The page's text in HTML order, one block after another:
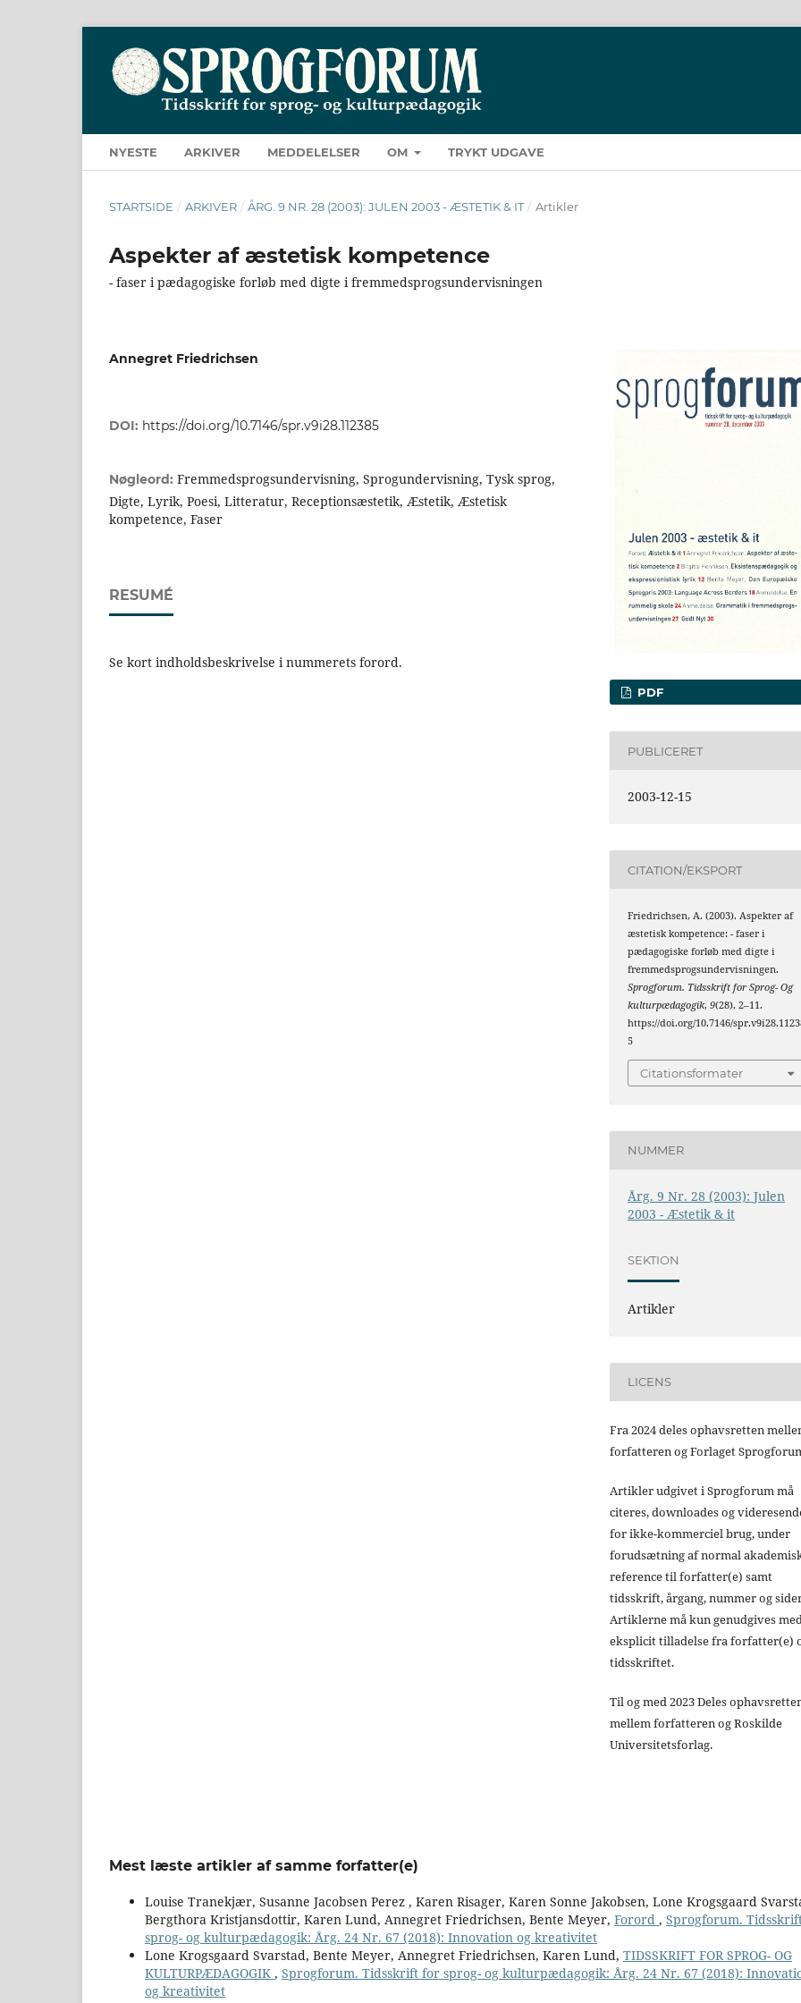
NYESTE ARKIVER MEDDELELSER OM TRYKT UDGAVE
STARTSIDE / ARKIVER / ÅRG. 9 NR. 28 (2003): JULEN 2003 - ÆSTETIK & IT / Artikler
Aspekter af æstetisk kompetence
- faser i pædagogiske forløb med digte i fremmedsprogsundervisningen
Annegret Friedrichsen
DOI: https://doi.org/10.7146/spr.v9i28.112385
Nøgleord: Fremmedsprogsundervisning, Sprogundervisning, Tysk sprog,
Digte, Lyrik, Poesi, Litteratur, Receptionsæstetik, Æstetik, Æstetisk
kompetence, Faser
RESUMÉ
Se kort indholdsbeskrivelse i nummerets forord.
PDF
PUBLICERET
2003-12-15
CITATION/EKSPORT
Friedrichsen, A. (2003). Aspekter af
æstetisk kompetence: - faser i
pædagogiske forløb med digte i
fremmedsprogsundervisningen.
Sprogforum. Tidsskrift for Sprog- Og
kulturpædagogik,9(28), 2–11.
https://doi.org/10.7146/
5
Citationsformater
NUMMER
Årg. 9 Nr. 28 (2003): Julen
2003 - Æstetik & it
SEKTION
Artikler
LICENS
Fra 2024 deles ophavsretten
forfatteren og Forlaget
Artikler udgivet i Sprogforum må
citeres, downloades og
for ikke-kommerciel brug, under
forudsætning af normal
reference til forfatter(e) samt
tidsskrift, årgang, nummer og
Artiklerne må kun genudgives
eksplicit tilladelse fra forfatter(e)
tidsskriftet.
Til og med 2023 Deles
mellem forfatteren og Roskilde
Universitetsforlag.
Mest læste artikler af samme forfatter(e)
Louise Tranekjær, Susanne Jacobsen Perez , Karen Risager, Karen Sonne Jakobsen, Lone Krogsgaard
Bergthora Kristjansdottir, Karen Lund, Annegret Friedrichsen, Bente Meyer, Forord , Sprogforum.
sprog- og kulturpædagogik: Årg. 24 Nr. 67 (2018): Innovation og kreativitet
Lone Krogsgaard Svarstad, Bente Meyer, Annegret Friedrichsen, Karen Lund, TIDSSKRIFT FOR SPROG- OG
KULTURPÆDAGOGIK , Sprogforum. Tidsskrift for sprog- og kulturpædagogik: Årg. 24 Nr. 67 (2018):
og kreativitet